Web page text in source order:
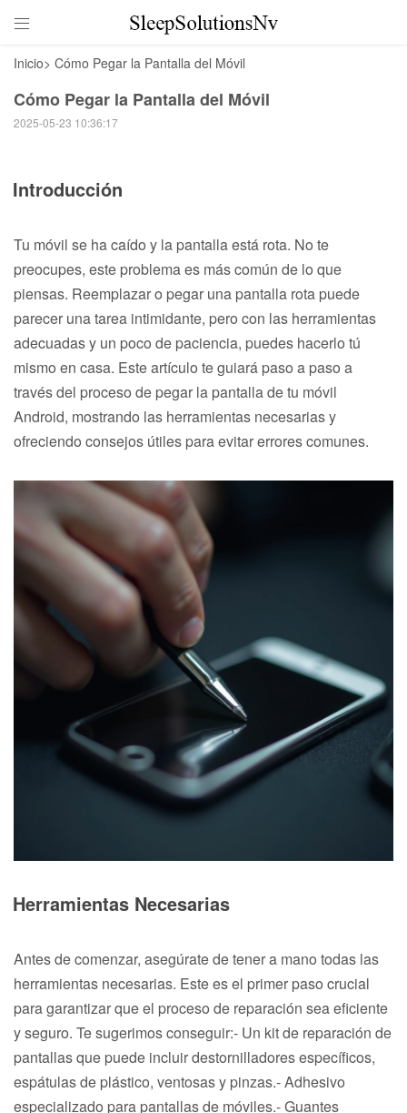

Inicio> Cómo Pegar la Pantalla del Móvil
Cómo Pegar la Pantalla del Móvil
2025-05-23 10:36:17
Introducción
Tu móvil se ha caído y la pantalla está rota. No te
preocupes, este problema es más común de lo que
piensas. Reemplazar o pegar una pantalla rota puede
parecer una tarea intimidante, pero con las herramientas
adecuadas y un poco de paciencia, puedes hacerlo tú
mismo en casa. Este artículo te guiará paso a paso a
través del proceso de pegar la pantalla de tu móvil
Android, mostrando las herramientas necesarias y
ofreciendo consejos útiles para evitar errores comunes.
Herramientas Necesarias
Antes de comenzar, asegúrate de tener a mano todas las
herramientas necesarias. Este es el primer paso crucial
para garantizar que el proceso de reparación sea eficiente
y seguro. Te sugerimos conseguir:- Un kit de reparación de
pantallas que puede incluir destornilladores específicos,
espátulas de plástico, ventosas y pinzas.- Adhesivo
especializado para pantallas de móviles.- Guantes